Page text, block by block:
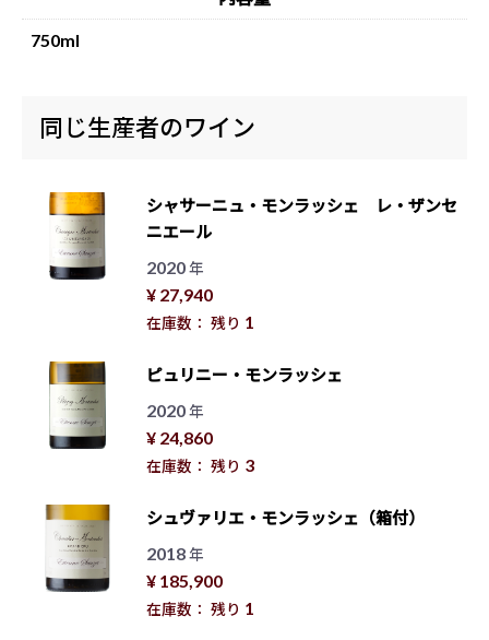
750ml
同じ生産者のワイン
シャサーニュ・モンラッシェ レ・ザンセ
ニエール
2020年
¥ 27,940
在庫数： 残り 1
ピュリニー・モンラッシェ
2020年
¥ 24,860
在庫数： 残り 3
シュヴァリエ・モンラッシェ（箱付）
2018年
¥ 185,900
在庫数： 残り 1